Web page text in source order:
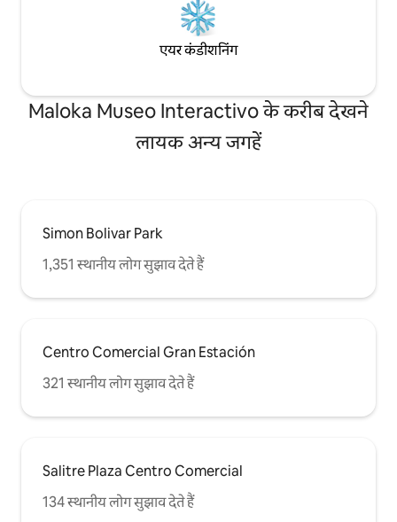
एयर कंडीशनिंग
Maloka Museo Interactivo के करीब देखने
लायक अन्य जगहें
Simon Bolivar Park
1,351 स्थानीय लोग सुझाव देते हैं
Centro Comercial Gran Estación
321 स्थानीय लोग सुझाव देते हैं
Salitre Plaza Centro Comercial
134 स्थानीय लोग सुझाव देते हैं